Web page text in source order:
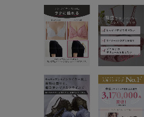
F65 F70
G65 G70
H70 H75
SS S